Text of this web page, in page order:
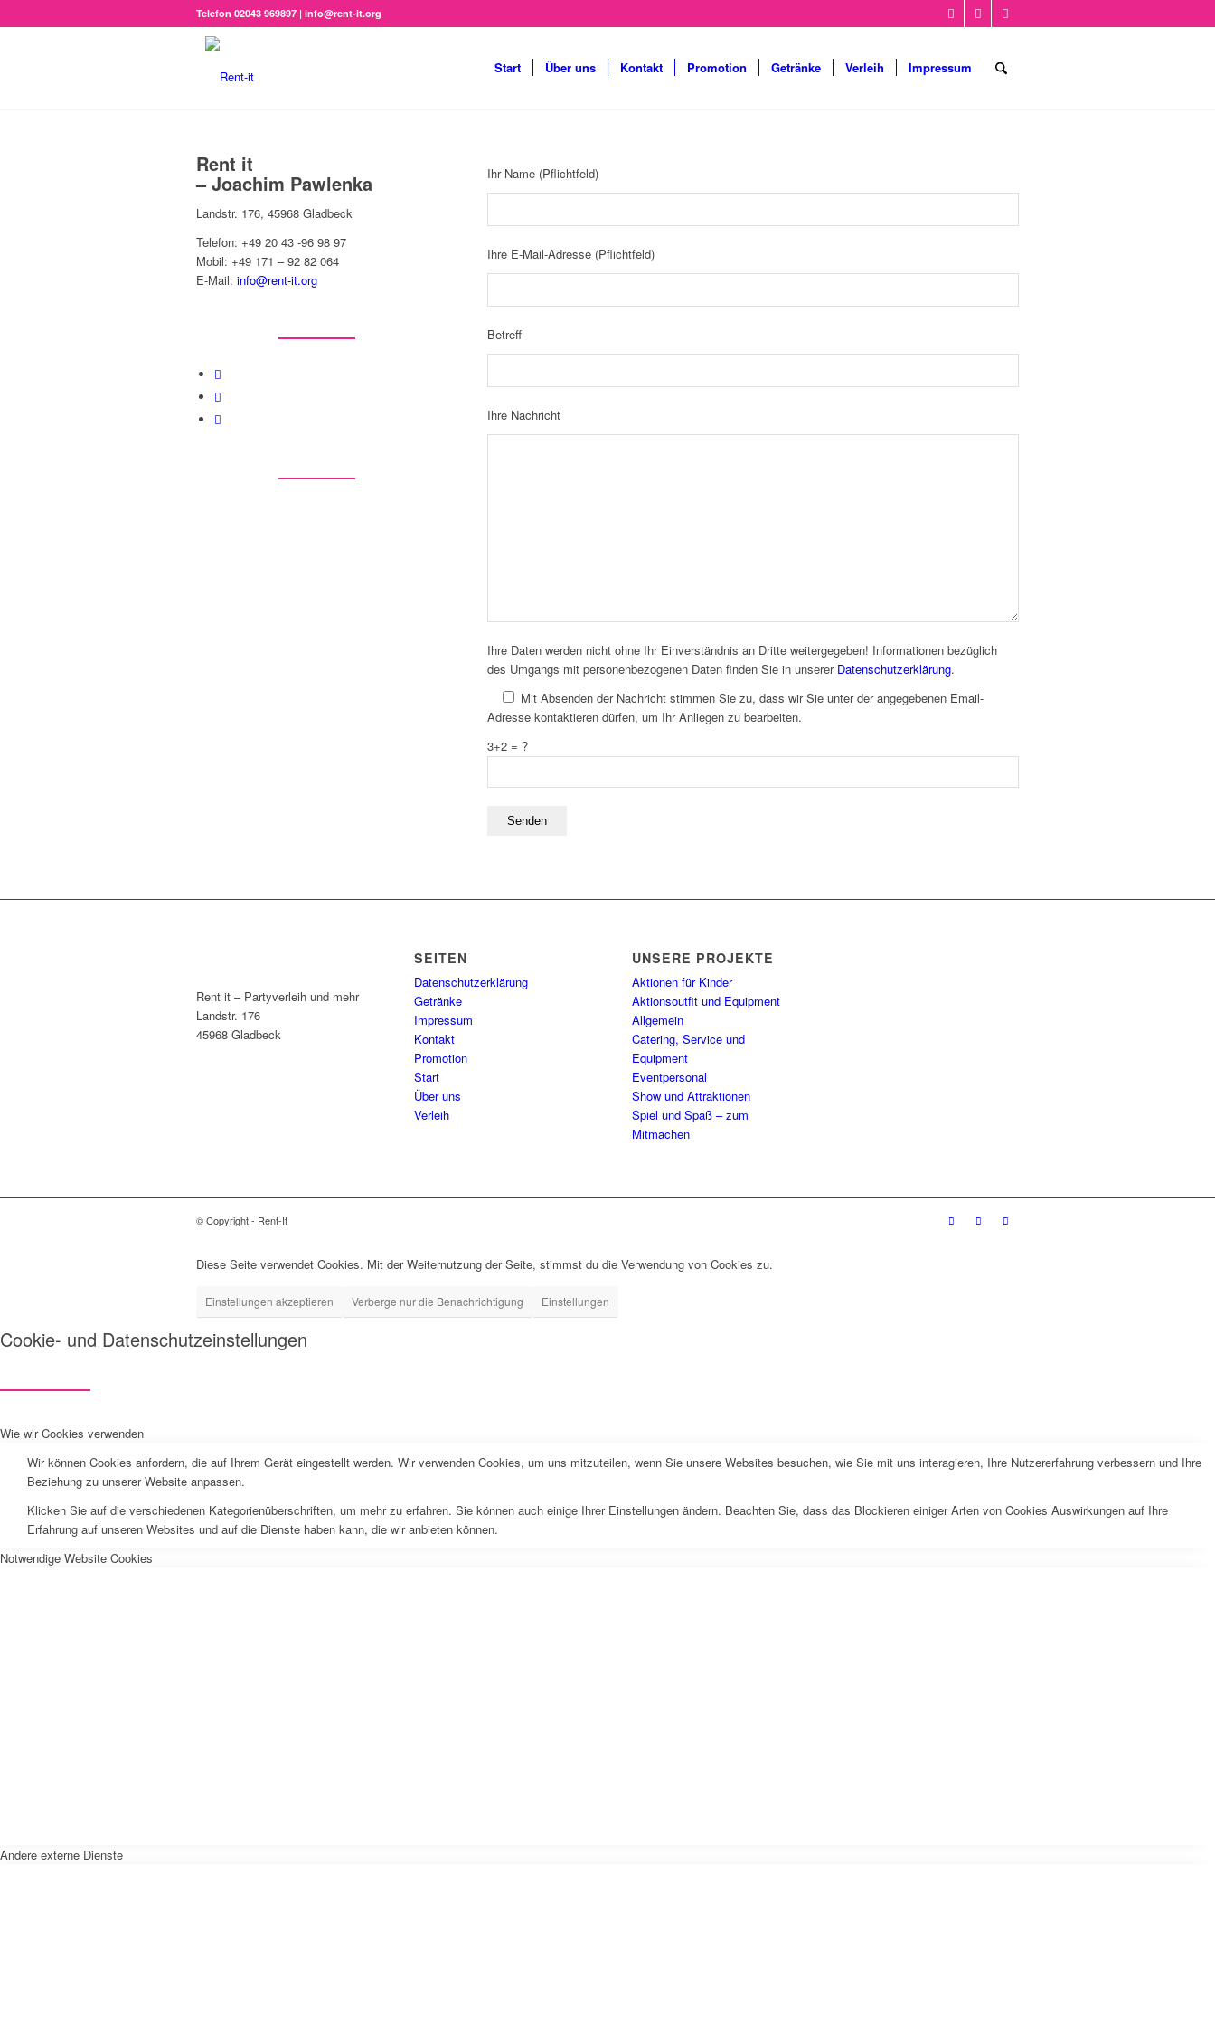
Telefon 02043 969897 | info@rent-it.org
Start Über uns Kontakt Promotion Getränke Verleih Impressum
Rent it
– Joachim Pawlenka
Landstr. 176, 45968 Gladbeck
Telefon: +49 20 43 -96 98 97
Mobil: +49 171 – 92 82 064
E-Mail: info@rent-it.org
Ihr Name (Pflichtfeld)
Ihre E-Mail-Adresse (Pflichtfeld)
Betreff
Ihre Nachricht
Bitte lasse dieses Feld leer.
Ihre Daten werden nicht ohne Ihr Einverständnis an Dritte weitergegeben! Informationen bezüglich
des Umgangs mit personenbezogenen Daten finden Sie in unserer Datenschutzerklärung.
Mit Absenden der Nachricht stimmen Sie zu, dass wir Sie unter der angegebenen Email-
Adresse kontaktieren dürfen, um Ihr Anliegen zu bearbeiten.
3+2 = ?
Rent it – Partyverleih und mehr
Landstr. 176
45968 Gladbeck
SEITEN
Datenschutzerklärung
Getränke
Impressum
Kontakt
Promotion
Start
Über uns
Verleih
UNSERE PROJEKTE
Aktionen für Kinder
Aktionsoutfit und Equipment
Allgemein
Catering, Service und
Equipment
Eventpersonal
Show und Attraktionen
Spiel und Spaß – zum
Mitmachen
© Copyright - Rent-It
Diese Seite verwendet Cookies. Mit der Weiternutzung der Seite, stimmst du die Verwendung von Cookies zu.
Einstellungen akzeptieren Verberge nur die Benachrichtigung Einstellungen
Cookie- und Datenschutzeinstellungen
Wie wir Cookies verwenden
Wir können Cookies anfordern, die auf Ihrem Gerät eingestellt werden. Wir verwenden Cookies, um uns mitzuteilen, wenn Sie unsere Websites besuchen, wie Sie mit uns interagieren, Ihre Nutzererfahrung verbessern und Ihre
Beziehung zu unserer Website anpassen.
Klicken Sie auf die verschiedenen Kategorienüberschriften, um mehr zu erfahren. Sie können auch einige Ihrer Einstellungen ändern. Beachten Sie, dass das Blockieren einiger Arten von Cookies Auswirkungen auf Ihre
Erfahrung auf unseren Websites und auf die Dienste haben kann, die wir anbieten können.
Notwendige Website Cookies
Andere externe Dienste